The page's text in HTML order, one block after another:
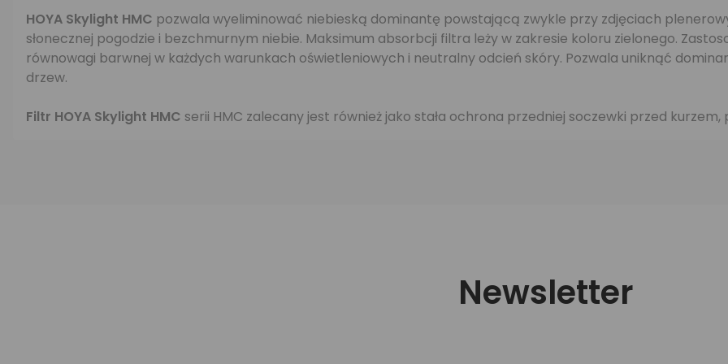
HOYA Skylight HMC pozwala wyeliminować niebieską dominantę powstającą zwykle przy zdjęciach
słonecznej pogodzie i bezchmurnym niebie. Maksimum absorbcji filtra leży w zakresie koloru zielonego.
równowagi barwnej w każdych warunkach oświetleniowych i neutralny odcień skóry. Pozwala uniknąć
drzew.
Filtr HOYA Skylight HMC serii HMC zalecany jest również jako stała ochrona przedniej soczewki przed kurzem,
Newsletter